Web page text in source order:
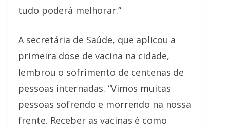
tudo poderá melhorar.”
A secretária de Saúde, que aplicou a
primeira dose de vacina na cidade,
lembrou o sofrimento de centenas de
pessoas internadas. “Vimos muitas
pessoas sofrendo e morrendo na nossa
frente. Receber as vacinas é como